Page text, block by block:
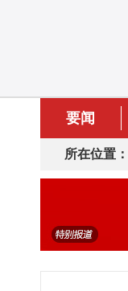
要闻
所在位置：